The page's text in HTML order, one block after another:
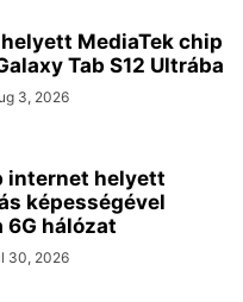
MediaTek chip
Tab S12 Ultrába
3, 2026
internet helyett
képességével
6G hálózat
30, 2026